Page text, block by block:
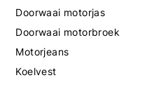
Doorwaai motorjas
Doorwaai motorbroek
Motorjeans
Koelvest